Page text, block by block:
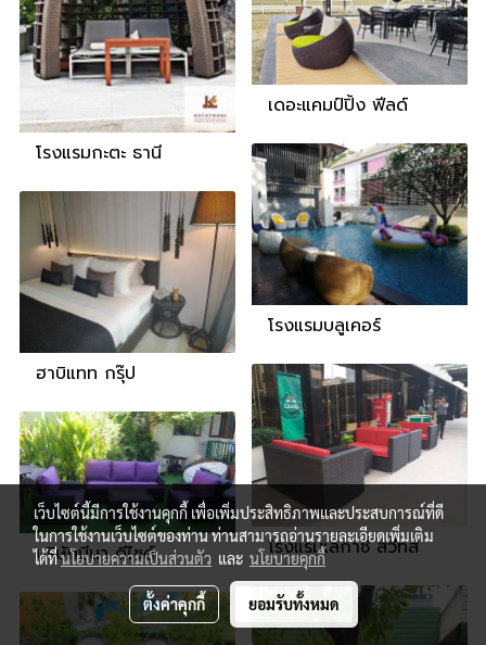
โรงแรมกะตะ ธานี
เดอะแคมป์ปิ้ง ฟีลด์
โรงแรมบลูเคอร์
ฮาบิแทท กรุ๊ป
โรงแรมเลกาซี่ สวีทส์
บริษัทมีนา ดีไซด์
เว็บไซต์นี้มีการใช้งานคุกกี้ เพื่อเพิ่มประสิทธิภาพและประสบการณ์ที่ดี
ในการใช้งานเว็บไซต์ของท่าน ท่านสามารถอ่านรายละเอียดเพิ่มเติม
ได้ที่นโยบายความเป็นส่วนตัว และ นโยบายคุกกี้
ตั้งค่าคุกกี้ ยอมรับทั้งหมด